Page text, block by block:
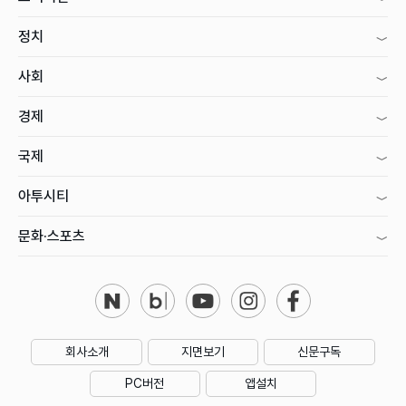
정치
사회
경제
국제
아투시티
문화·스포츠
회사소개 지면보기 신문구독
PC버전 앱설치